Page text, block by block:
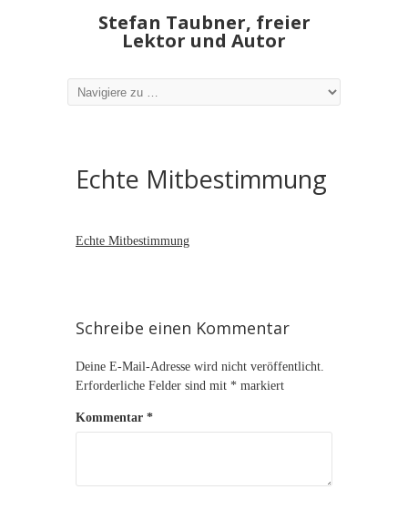
Stefan Taubner, freier
Lektor und Autor
Echte Mitbestimmung
Echte Mitbestimmung
Schreibe einen Kommentar
Deine E-Mail-Adresse wird nicht veröffentlicht.
Erforderliche Felder sind mit * markiert
Kommentar *